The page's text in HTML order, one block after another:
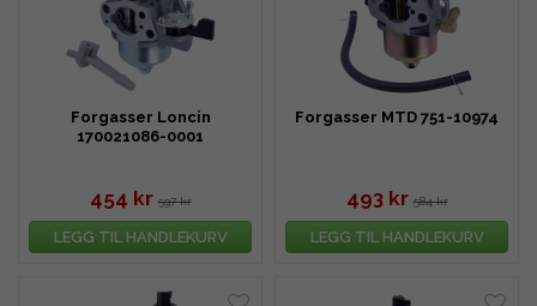
Forgasser Loncin
170021086-0001
454 kr 597 kr
LEGG TIL HANDLEKURV
Forgasser MTD 751-10974
493 kr 584 kr
LEGG TIL HANDLEKURV